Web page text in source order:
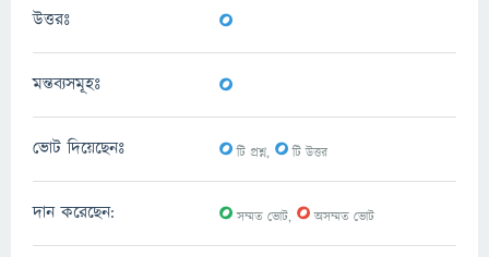
উত্তরঃ 0
মন্তব্যসমূহঃ 0
ভোট দিয়েছেনঃ 0টি প্রশ্ন, 0টি উত্তর
দান করেছেন: 0সম্মত ভোট, 0অসম্মত ভোট